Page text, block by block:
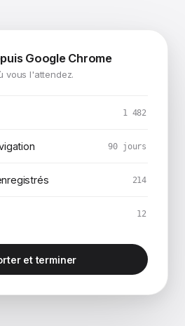
Google Chrome
vous l'attendez.
1 482
90 jours
214
12
et terminer